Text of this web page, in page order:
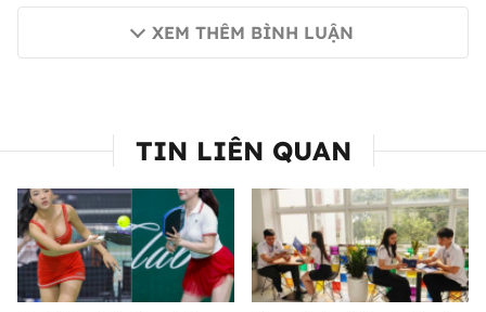
XEM THÊM BÌNH LUẬN
TIN LIÊN QUAN